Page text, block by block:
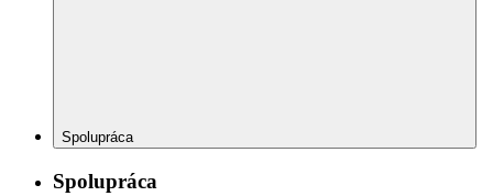
Spolupráca
Spolupráca